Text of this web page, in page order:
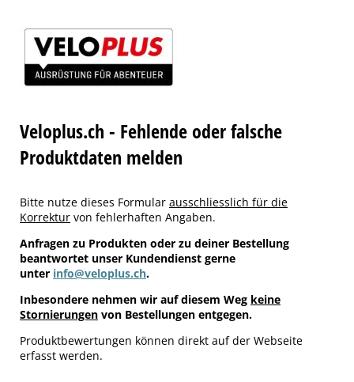
Veloplus.ch - Fehlende oder falsche
Produktdaten melden
Bitte nutze dieses Formular ausschliesslich für die
Korrektur von fehlerhaften Angaben.
Anfragen zu Produkten oder zu deiner Bestellung
beantwortet unser Kundendienst gerne
unter info@veloplus.ch.
Inbesondere nehmen wir auf diesem Weg keine
Stornierungen von Bestellungen entgegen.
Produktbewertungen können direkt auf der Webseite
erfasst werden.